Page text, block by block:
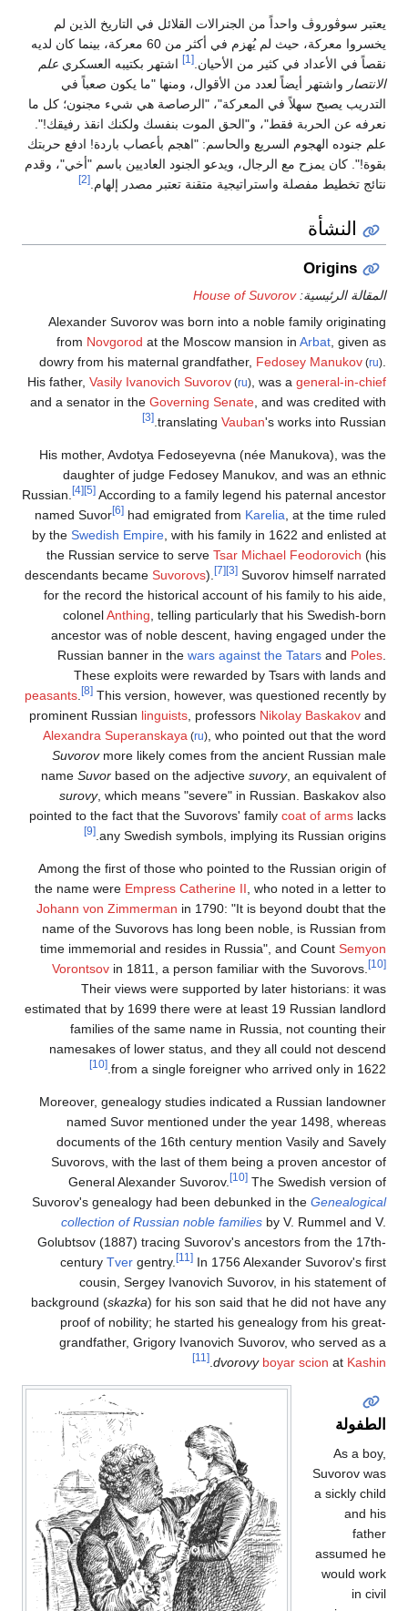
يعتبر سوڤوروڤ واحداً من الجنرالات القلائل في التاريخ الذين لم
يخسروا معركة، حيث لم يُهزم في أكثر من 60 معركة، بينما كان لديه
نقصاً في الأعداد في كثير من الأحيان.[1] اشتهر بكتيبه العسكري علم
الانتصار واشتهر أيضاً لعدد من الأقوال، ومنها "ما يكون صعباً في
التدريب يصبح سهلاً في المعركة"، "الرصاصة هي شيء مجنون؛ كل ما
نعرفه عن الحربة فقط"، و"الحق الموت بنفسك ولكنك انقذ رفيقك!".
علم جنوده الهجوم السريع والحاسم: "اهجم بأعصاب باردة! ادفع حربتك
بقوة!". كان يمزح مع الرجال، ويدعو الجنود العاديين باسم "أخي"، وقدم
نتائج تخطيط مفصلة واستراتيجية متقنة تعتبر مصدر إلهام.[2]
النشأة
Origins
المقالة الرئيسية:House of Suvorov
Alexander Suvorov was born into a noble family originating
from Novgorod at the Moscow mansion in Arbat , given as
dowry from his maternal grandfather, Fedosey Manukov (ru)
His father, Vasily Ivanovich Suvorov (ru) , was a general-in-chief
and a senator in the Governing Senate , and was credited with
translating Vauban's works into Russian.
[3]
His mother, Avdotya Fedoseyevna (née Manukova), was the
daughter of judge Fedosey Manukov, and was an ethnic
Russian.
[4] [5] According to a family legend his paternal ancestor
named Suvor
[6] had emigrated from Karelia , at the time ruled
by the Swedish Empire , with his family in 1622 and enlisted at
the Russian service to serve Tsar Michael Feodorovich (his
descendants became Suvorovs). [7] [3] Suvorov himself narrated
for the record the historical account of his family to his aide,
colonelAnthing , telling particularly that his Swedish-born
ancestor was of noble descent, having engaged under the
Russian banner in the wars against the Tatars and Poles
These exploits were rewarded by Tsars with lands and
peasants
[8] This version, however, was questioned recently by
prominent Russian linguists , professors Nikolay Baskakov and
Alexandra Superanskaya (ru) , who pointed out that the word
Suvorovmore likely comes from the ancient Russian male
name Suvor based on the adjective suvory, an equivalent of
surovy, which means "severe" in Russian. Baskakov also
pointed to the fact that the Suvorovs' family coat of arms lacks
any Swedish symbols, implying its Russian origins.
[9]
Among the first of those who pointed to the Russian origin of
the name were Empress Catherine II , who noted in a letter to
Johann von Zimmerman in 1790: "It is beyond doubt that the
name of the Suvorovs has long been noble, is Russian from
time immemorial and resides in Russia", and Count Semyon
Vorontsov in 1811, a person familiar with the Suvorovs. [10]
Their views were supported by later historians: it was
estimated that by 1699 there were at least 19 Russian landlord
families of the same name in Russia, not counting their
namesakes of lower status, and they all could not descend
from a single foreigner who arrived only in 1622.
[10]
Moreover, genealogy studies indicated a Russian landowner
named Suvor mentioned under the year 1498, whereas
documents of the 16th century mention Vasily and Savely
Suvorovs, with the last of them being a proven ancestor of
General Alexander Suvorov.
[10] The Swedish version of
Suvorov's genealogy had been debunked in the Genealogical
collection of Russian noble families by V. Rummel and V.
Golubtsov (1887) tracing Suvorov's ancestors from the 17th-
century Tver gentry. [11] In 1756 Alexander Suvorov's first
cousin, Sergey Ivanovich Suvorov, in his statement of
background (skazka) for his son said that he did not have any
proof of nobility; he started his genealogy from his great-
grandfather, Grigory Ivanovich Suvorov, who served as a
dvorovy boyar scion at Kashin
[11]
الطفولة
As a boy,
Suvorov was
a sickly child
and his
father
assumed he
would work
in civil